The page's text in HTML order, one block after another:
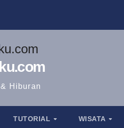
Hiburan
TUTORIAL WISATA